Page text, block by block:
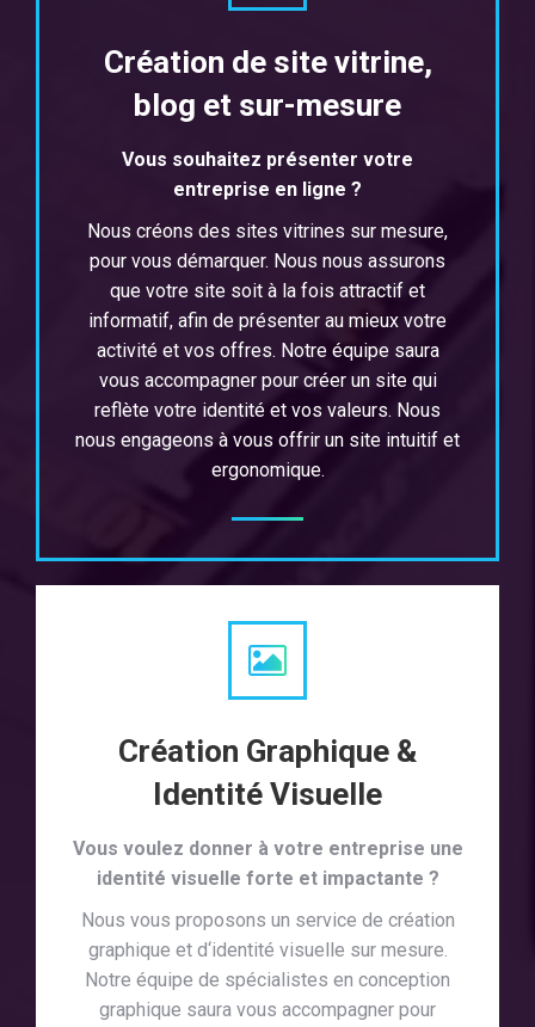
Création de site vitrine,
blog et sur-mesure
Vous souhaitez présenter votre
entreprise en ligne ?
Nous créons des sites vitrines sur mesure,
pour vous démarquer. Nous nous assurons
que votre site soit à la fois attractif et
informatif, afin de présenter au mieux votre
activitéetvos offres. Notre équipe saura
vous accompagner pour créer un site qui
reflète votre identité et vos valeurs. Nous
nous engageons à vous offrir un site intuitif et
ergonomique.
Création Graphique &
Identité Visuelle
Vous voulez donner à votre entreprise une
identité visuelle forte et impactante ?
Nous vous proposons un service de création
graphique et d‘identité visuelle sur mesure.
Notre équipe de spécialistes en conception
graphique saura vous accompagner pour